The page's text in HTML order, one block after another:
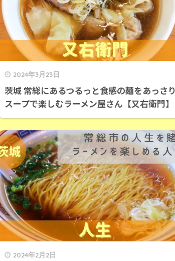
2024年3月23日
茨城 常総にあるつるっと食感の麺をあっさり
スープで楽しむラーメン屋さん【又右衛門】
2024年2月2日